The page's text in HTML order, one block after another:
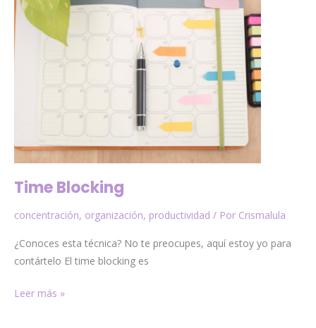
Time Blocking
concentración, organización, productividad / Por Crismalula
¿Conoces esta técnica? No te preocupes, aquí estoy yo para
contártelo El time blocking es
Leer más »